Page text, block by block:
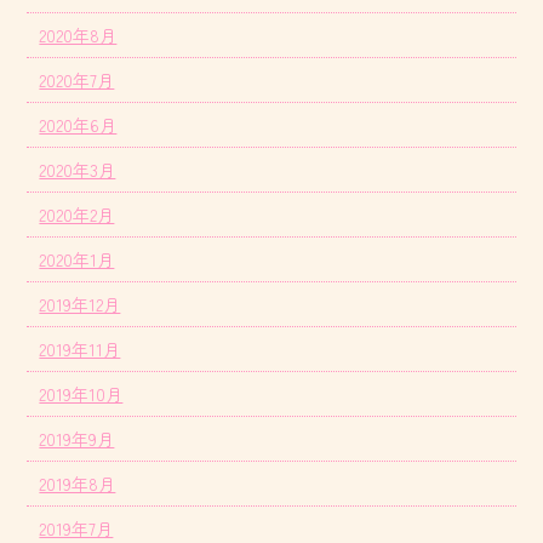
2020年8月
2020年7月
2020年6月
2020年3月
2020年2月
2020年1月
2019年12月
2019年11月
2019年10月
2019年9月
2019年8月
2019年7月